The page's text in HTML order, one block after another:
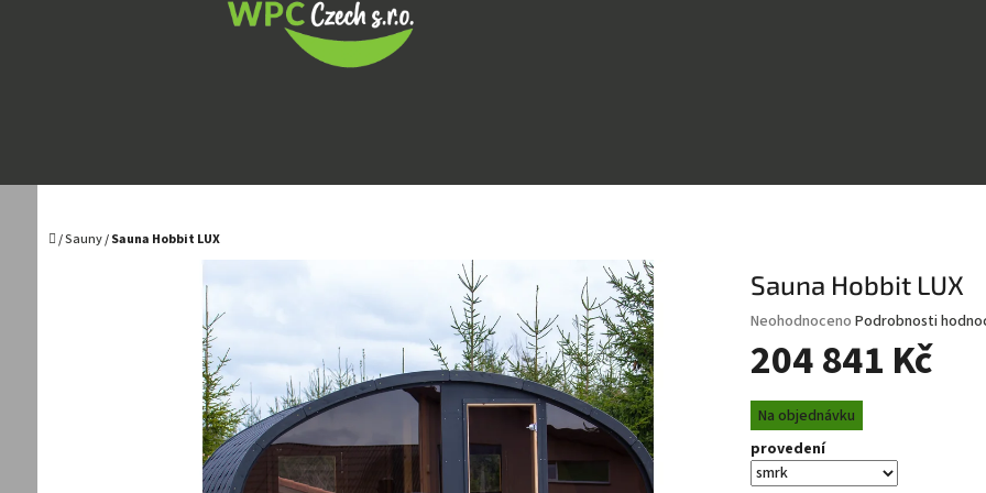
Domů
/Sauny/ Sauna Hobbit LUX
Sauna Hobbit LUX
Průměrné
produktu
0,0
z
5
hvězdiček.
Neohodnoceno Podrobnosti
204 841 Kč
Měrná
cena:
Na objednávku
provedení